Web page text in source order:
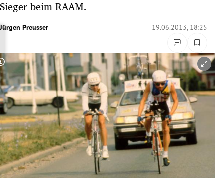
Untermenü
Untermenü
Untermenü
Untermenü
Untermenü
Untermenü
Sieger beim RAAM.
Jürgen Preusser 19.06.2013, 18:25
Copyright-Hinweis öffnen/schließen